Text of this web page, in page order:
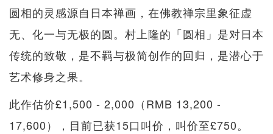
圆相的灵感源自日本禅画，在佛教禅宗里象征虚
无、化一与无极的圆。村上隆的「圆相」是对日本
传统的致敬，是不羁与极简创作的回归，是潜心于
艺术修身之果。
此作估价£1,500 - 2,000（RMB 13,200 -
17,600），目前已获15口叫价，叫价至£750。